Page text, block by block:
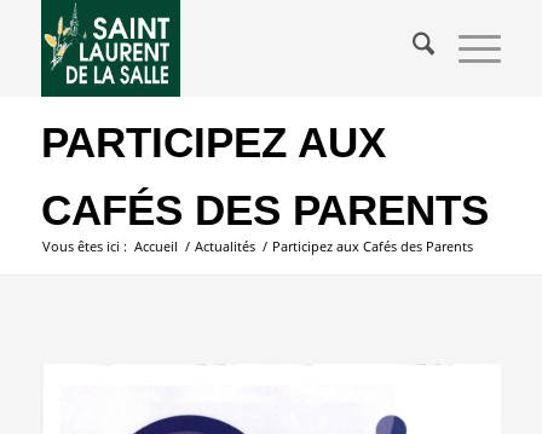
PARTICIPEZ AUX
CAFÉS DES PARENTS
Vous êtes ici : Accueil / Actualités / Participez aux Cafés des Parents